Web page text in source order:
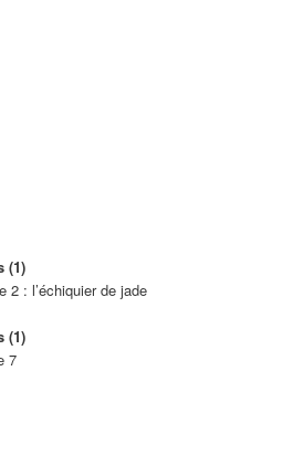
(1)
2 : l’échiquier de jade
(1)
7